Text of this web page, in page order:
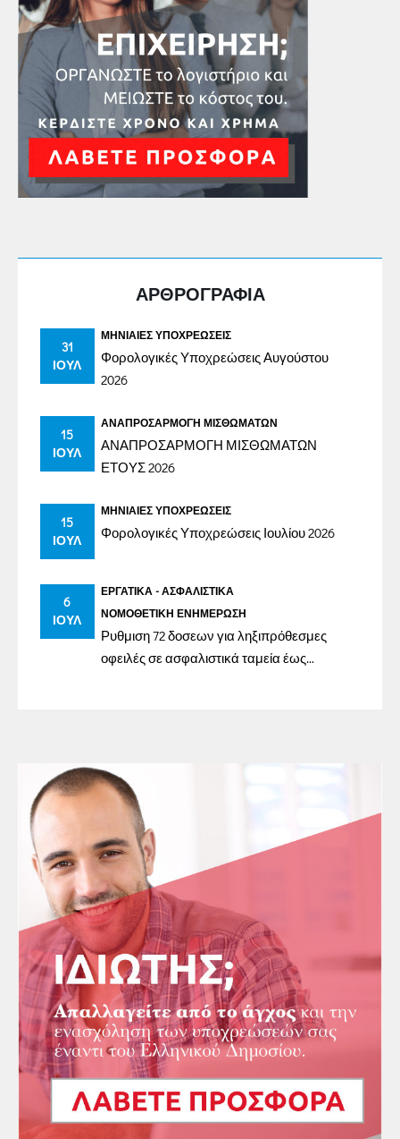
ΑΡΘΡΟΓΡΑΦΙΑ
31
ΙΟΎΛ
ΜΗΝΙΑΊΕΣ ΥΠΟΧΡΕΏΣΕΙΣ
Φορολογικές Υποχρεώσεις Αυγούστου
2026
15
ΙΟΎΛ
ΑΝΑΠΡΟΣΑΡΜΟΓΉ ΜΙΣΘΩΜΆΤΩΝ
ΑΝΑΠΡΟΣΑΡΜΟΓΗ ΜΙΣΘΩΜΑΤΩΝ
ΕΤΟΥΣ 2026
15
ΙΟΎΛ
ΜΗΝΙΑΊΕΣ ΥΠΟΧΡΕΏΣΕΙΣ
Φορολογικές Υποχρεώσεις Ιουλίου 2026
6
ΙΟΎΛ
ΕΡΓΑΤΙΚΆ - ΑΣΦΑΛΙΣΤΙΚΆ
ΝΟΜΟΘΕΤΙΚΉ ΕΝΗΜΈΡΩΣΗ
Ρυθμιση 72 δοσεων για ληξιπρόθεσμες
οφειλές σε ασφαλιστικά ταμεία έως